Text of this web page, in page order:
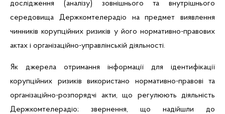
дослідження (аналізу) зовнішнього та внутрішнього
середовища Держкомтелерадіо на предмет виявлення
чинників корупційних ризиків у його нормативно-правових
актах і організаційно-управлінській діяльності.
Як джерела отримання інформації для ідентифікації
корупційних ризиків використано нормативно-правові та
організаційно-розпорядчі акти, що регулюють діяльність
Держкомтелерадіо; звернення, що надійшли до